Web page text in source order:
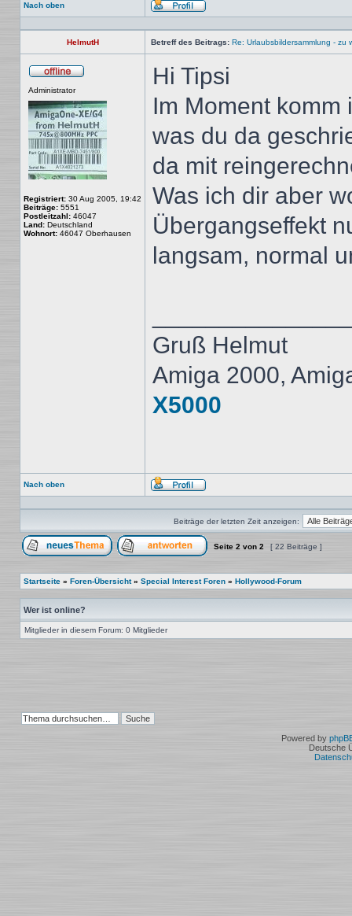
Nach oben
Profil
HelmutH Betreff des Beitrags: Re: Urlaubsbildersammlung - zu
Administrator
Registriert: 30 Aug 2005, 19:42
Beiträge: 5551
Postleitzahl: 46047
Land: Deutschland
Wohnort: 46047 Oberhausen
Hi Tipsi
Im Moment
was du da
da mit
Was ich dir aber
Übergangseffekt
langsam, normal
Gruß Helmut
Amiga 2000,
X5000
Nach oben
Profil
Beiträge der letzten Zeit anzeigen:
Seite 2 von 2 [ 22 Beiträge ]
Startseite » Foren-Übersicht» Special Interest Foren » Hollywood-Forum
Wer ist online?
Mitglieder in diesem Forum: 0 Mitglieder
Powered by
Deutsche